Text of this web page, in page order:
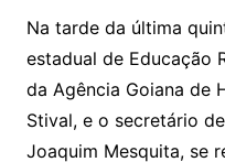
Na tarde da última
estadual de Educação
da Agência Goiana de
Stival, e o secretário
Joaquim Mesquita, se